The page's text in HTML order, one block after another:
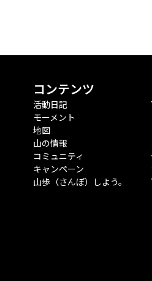
コンテンツ
活動日記
モーメント
地図
山の情報
コミュニティ
キャンペーン
山歩（さんぽ）しよう。